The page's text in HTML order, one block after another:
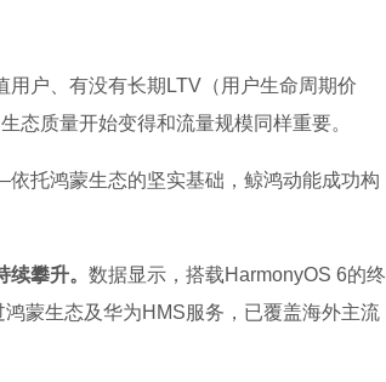
户、有没有长期LTV（用户生命周期价
态质量开始变得和流量规模同样重要。
托鸿蒙生态的坚实基础，鲸鸿动能成功构
攀升。 数据显示，搭载HarmonyOS 6的终
蒙生态及华为HMS服务，已覆盖海外主流